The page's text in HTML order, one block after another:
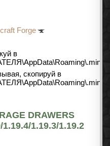
Forge
в
скопируй в
DRAWERS
1.19.3/1.19.2